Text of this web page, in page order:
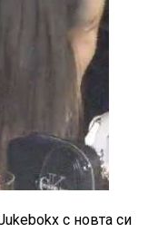
с новта си